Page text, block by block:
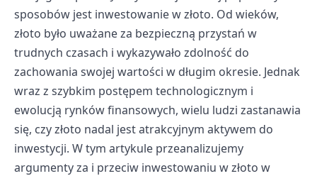
sposobów jest inwestowanie w złoto. Od wieków,
złoto było uważane za bezpieczną przystań w
trudnych czasach i wykazywało zdolność do
zachowania swojej wartości w długim okresie. Jednak
wraz z szybkim postępem technologicznym i
ewolucją rynków finansowych, wielu ludzi zastanawia
się, czy złoto nadal jest atrakcyjnym aktywem do
inwestycji. W tym artykule przeanalizujemy
argumenty za i przeciw inwestowaniu w złoto w